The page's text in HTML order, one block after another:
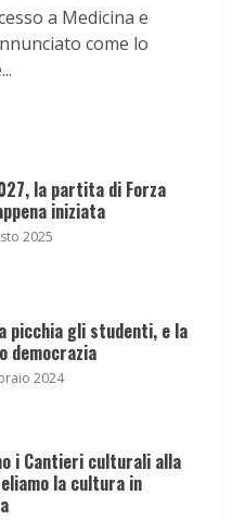
a Medicina e
come lo
la partita di Forza
iniziata
2025
picchia gli studenti, e la
democrazia
2024
i Cantieri culturali alla
la cultura in